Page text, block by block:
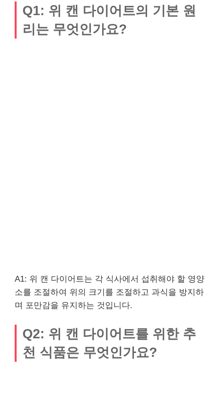
Q1: 위 캔 다이어트의 기본 원
리는 무엇인가요?
A1: 위 캔 다이어트는 각 식사에서 섭취해야 할 영양
소를 조절하여 위의 크기를 조절하고 과식을 방지하
며 포만감을 유지하는 것입니다.
Q2: 위 캔 다이어트를 위한 추
천 식품은 무엇인가요?